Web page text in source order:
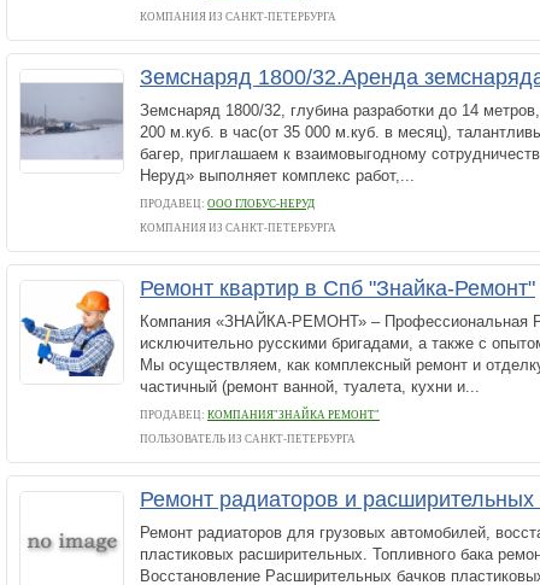
КОМПАНИЯ ИЗ САНКТ-ПЕТЕРБУРГА
Земснаряд 1800/32.Аренда
Земснаряд 1800/32, глубина разработки до 14
200 м.куб. в час(от 35 000 м.куб. в месяц),
багер, приглашаем к взаимовыгодному
Неруд» выполняет комплекс работ,...
ПРОДАВЕЦ: ООО ГЛОБУС-НЕРУД
КОМПАНИЯ ИЗ САНКТ-ПЕТЕРБУРГА
Ремонт квартир в Спб "Знайка-Ремонт"
Компания «ЗНАЙКА-РЕМОНТ» – Профессиональная
исключительно русскими бригадами, а также с
Мы осуществляем, как комплексный ремонт и
частичный (ремонт ванной, туалета, кухни и...
ПРОДАВЕЦ: КОМПАНИЯ"ЗНАЙКА РЕМОНТ"
ПОЛЬЗОВАТЕЛЬ ИЗ САНКТ-ПЕТЕРБУРГА
Ремонт радиаторов и расширительных
Ремонт радиаторов для грузовых автомобилей,
пластиковых расширительных. Топливного бака
Восстановление Расширительных бачков